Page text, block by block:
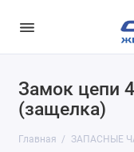
Замок цепи
(защелка)
Главная ЗАПАСНЫЕ